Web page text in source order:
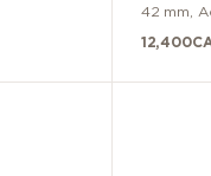
42 mm
12,400